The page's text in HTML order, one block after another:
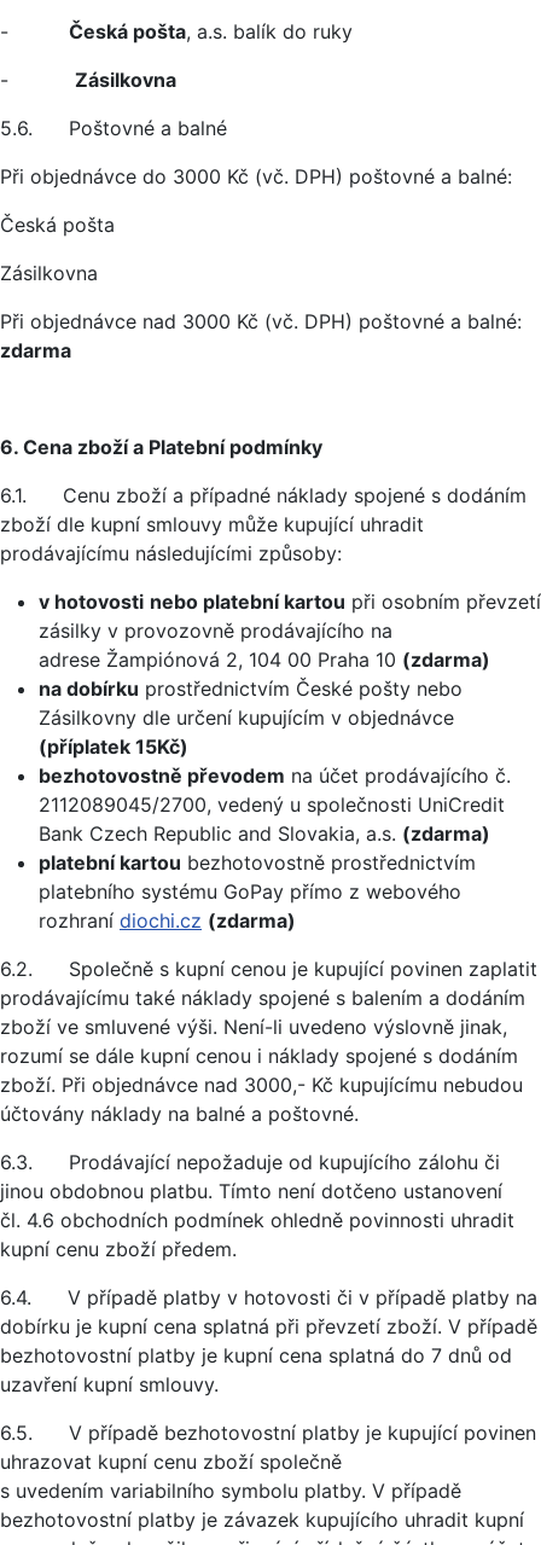
- Česká pošta, a.s. balík do ruky
- Zásilkovna
5.6. Poštovné a balné
Při objednávce do 3000 Kč (vč. DPH) poštovné a balné:
Česká pošta
Zásilkovna
Při objednávce nad 3000 Kč (vč. DPH) poštovné a balné:
zdarma
6. Cena zboží a Platební podmínky
6.1. Cenu zboží a případné náklady spojené s dodáním
zboží dle kupní smlouvy může kupující uhradit
prodávajícímu následujícími způsoby:
v hotovosti nebo platební kartou při osobním převzetí
zásilky v provozovně prodávajícího na
adrese Žampiónová 2, 104 00 Praha 10 (zdarma)
na dobírku prostřednictvím České pošty nebo
Zásilkovny dle určení kupujícím v objednávce
(příplatek 15Kč)
bezhotovostně převodem na účet prodávajícího č.
2112089045/2700, vedený u společnosti UniCredit
Bank Czech Republic and Slovakia, a.s. (zdarma)
platební kartou bezhotovostně prostřednictvím
platebního systému GoPay přímo z webového
rozhraní diochi.cz (zdarma)
6.2. Společně s kupní cenou je kupující povinen zaplatit
prodávajícímu také náklady spojené s balením a dodáním
zboží ve smluvené výši. Není-li uvedeno výslovně jinak,
rozumí se dále kupní cenou i náklady spojené s dodáním
zboží. Při objednávce nad 3000,- Kč kupujícímu nebudou
účtovány náklady na balné a poštovné.
6.3. Prodávající nepožaduje od kupujícího zálohu či
jinou obdobnou platbu. Tímto není dotčeno ustanovení
čl. 4.6 obchodních podmínek ohledně povinnosti uhradit
kupní cenu zboží předem.
6.4. V případě platby v hotovosti či v případě platby na
dobírku je kupní cena splatná při převzetí zboží. V případě
bezhotovostní platby je kupní cena splatná do 7 dnů od
uzavření kupní smlouvy.
6.5. V případě bezhotovostní platby je kupující povinen
uhrazovat kupní cenu zboží společně
s uvedením variabilního symbolu platby. V případě
bezhotovostní platby je závazek kupujícího uhradit kupní